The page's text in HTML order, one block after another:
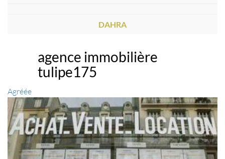
DAHRA
agence immobilière
tulipe175
Agréée